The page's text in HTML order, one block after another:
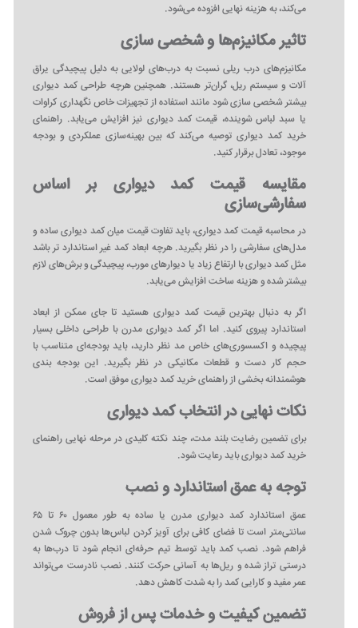
می‌کند، به هزینه نهایی افزوده می‌شود.
تاثیر مکانیزم‌ها و شخصی‌ سازی
مکانیزم‌های درب ریلی نسبت به درب‌های لولایی به دلیل پیچیدگی یراق‌
آلات و سیستم ریل، گران‌تر هستند. همچنین هرچه طراحی کمد دیواری
بیشتر شخصی‌ سازی شود مانند استفاده از تجهیزات خاص نگهداری کراوات
یا سبد لباس شوینده، قیمت کمد دیواری نیز افزایش می‌یابد. راهنمای
خرید کمد دیواری توصیه می‌کند که بین بهینه‌سازی عملکردی و بودجه
موجود، تعادل برقرار کنید.
مقایسه قیمت کمد دیواری بر اساس
سفارشی‌سازی
در محاسبه قیمت کمد دیواری، باید تفاوت قیمت میان کمد دیواری ساده و
مدل‌های سفارشی را در نظر بگیرید. هرچه ابعاد کمد غیر استاندارد تر باشد
مثل کمد دیواری با ارتفاع زیاد یا دیوارهای مورب، پیچیدگی و برش‌های لازم
بیشتر شده و هزینه ساخت افزایش می‌یابد.
اگر به دنبال بهترین قیمت کمد دیواری هستید تا جای ممکن از ابعاد
استاندارد پیروی کنید. اما اگر کمد دیواری مدرن با طراحی داخلی بسیار
پیچیده و اکسسوری‌های خاص مد نظر دارید، باید بودجه‌ای متناسب با
حجم کار دست و قطعات مکانیکی در نظر بگیرید. این بودجه‌ بندی
هوشمندانه بخشی از راهنمای خرید کمد دیواری موفق است.
نکات نهایی در انتخاب کمد دیواری
برای تضمین رضایت بلند مدت، چند نکته کلیدی در مرحله نهایی راهنمای
خرید کمد دیواری باید رعایت شود.
توجه به عمق استاندارد و نصب
عمق استاندارد کمد دیواری مدرن یا ساده به طور معمول ۶۰ تا ۶۵
سانتی‌متر است تا فضای کافی برای آویز کردن لباس‌ها بدون چروک شدن
فراهم شود. نصب کمد باید توسط تیم حرفه‌ای انجام شود تا درب‌ها به
درستی تراز شده و ریل‌ها به آسانی حرکت کنند. نصب نادرست می‌تواند
عمر مفید و کارایی کمد را به شدت کاهش دهد.
تضمین کیفیت و خدمات پس از فروش